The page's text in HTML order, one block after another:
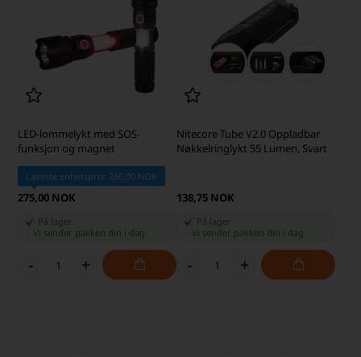
LED-lommelykt med SOS-
funksjon og magnet
Laveste enhetspris: 260,00 NOK
275,00 NOK
På lager
-Vi sender pakken din i dag
- +
Nitecore Tube V2.0 Oppladbar
Nøkkelringlykt 55 Lumen, Svart
138,75 NOK
På lager
Vi sender pakken din i dag
- +